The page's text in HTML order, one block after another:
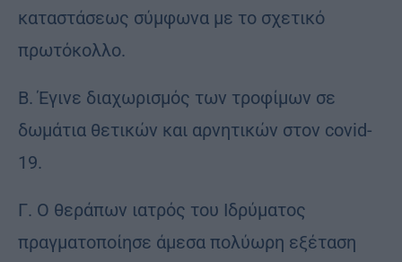
καταστάσεως σύμφωνα με το σχετικό
πρωτόκολλο.
Β. Έγινε διαχωρισμός των τροφίμων σε
δωμάτια θετικών και αρνητικών στον covid-
19.
Γ. Ο θεράπων ιατρός του Ιδρύματος
πραγματοποίησε άμεσα πολύωρη εξέταση